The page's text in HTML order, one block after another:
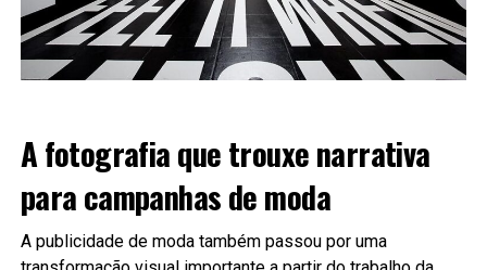
A fotografia que trouxe narrativa
para campanhas de moda
A publicidade de moda também passou por uma